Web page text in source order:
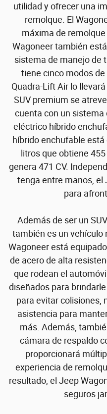
utilidad y ofrecer una
remolque. El
máxima de
Wagoneer también
sistema de manejo de
tiene cinco modos
Quadra-Lift Air lo
SUV premium se
cuenta con un
eléctrico híbrido
híbrido enchufable está
litros que obtiene
genera 471 CV.
tenga entre manos, el
para
Además de ser un
también es un vehículo
Wagoneer está
de acero de alta
que rodean el
diseñados para
para evitar colisiones,
asistencia para
más. Además,
cámara de respaldo
proporcionará
experiencia de
resultado, el Jeep
seguros